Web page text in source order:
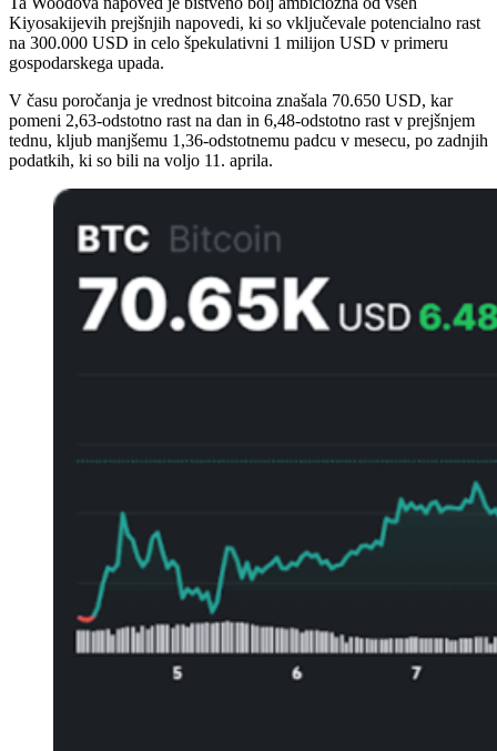
Kiyosakijevih prejšnjih napovedi, ki so vključevale potencialno rast
na 300.000 USD in celo špekulativni 1 milijon USD v primeru
gospodarskega upada.
V času poročanja je vrednost bitcoina znašala 70.650 USD, kar
pomeni 2,63-odstotno rast na dan in 6,48-odstotno rast v prejšnjem
tednu, kljub manjšemu 1,36-odstotnemu padcu v mesecu, po zadnjih
podatkih, ki so bili na voljo 11. aprila.